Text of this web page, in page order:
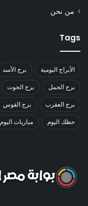
من نحن
Tags
الأبراج اليومية برج الأسد
برج الحمل برج الحوت
برج العقرب برج القوس
حظك اليوم مباريات اليوم